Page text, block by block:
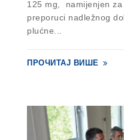
125 mg, namijenjen
preporuci nadležnog
plućne...
ПРОЧИТАЈ ВИШЕ